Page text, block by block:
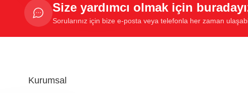
Size yardımcı olmak için
Sorularınız için bize e-posta veya telefonla her zaman
Kurumsal